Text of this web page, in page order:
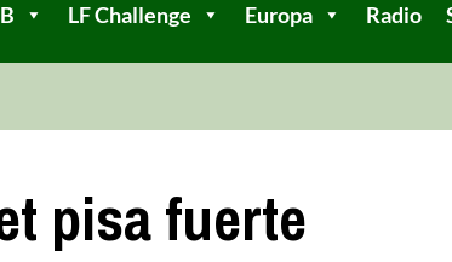
LF Challenge Europa Radio
pisa fuerte